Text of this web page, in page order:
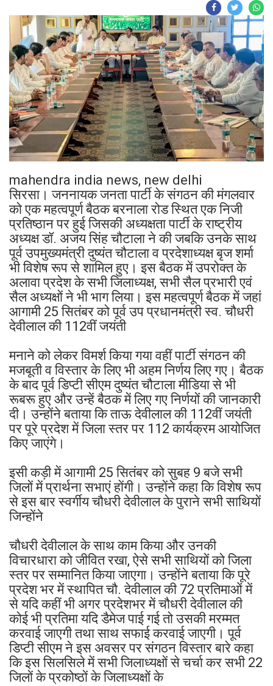
mahendra india news, new delhi
सिरसा। जननायक जनता पार्टी के संगठन की मंगलवार
को एक महत्वपूर्ण बैठक बरनाला रोड स्थित एक निजी
प्रतिष्ठान पर हुई जिसकी अध्यक्षता पार्टी के राष्ट्रीय
अध्यक्ष डॉ. अजय सिंह चौटाला ने की जबकि उनके साथ
पूर्व उपमुख्यमंत्री दुष्यंत चौटाला व प्रदेशाध्यक्ष बृज शर्मा
भी विशेष रूप से शामिल हुए। इस बैठक में उपरोक्त के
अलावा प्रदेश के सभी जिलाध्यक्ष, सभी सैल प्रभारी एवं
सैल अध्यक्षों ने भी भाग लिया। इस महत्वपूर्ण बैठक में जहां
आगामी 25 सितंबर को पूर्व उप प्रधानमंत्री स्व. चौधरी
देवीलाल की 112वीं जयंती
मनाने को लेकर विमर्श किया गया वहीं पार्टी संगठन की
मजबूती व विस्तार के लिए भी अहम निर्णय लिए गए। बैठक
के बाद पूर्व डिप्टी सीएम दुष्यंत चौटाला मीडिया से भी
रूबरू हुए और उन्हें बैठक में लिए गए निर्णयों की जानकारी
दी। उन्होंने बताया कि ताऊ देवीलाल की 112वीं जयंती
पर पूरे प्रदेश में जिला स्तर पर 112 कार्यक्रम आयोजित
किए जाएंगे।
इसी कड़ी में आगामी 25 सितंबर को सुबह 9 बजे सभी
जिलों में प्रार्थना सभाएं होंगी। उन्होंने कहा कि विशेष रूप
से इस बार स्वर्गीय चौधरी देवीलाल के पुराने सभी साथियों
जिन्होंने
चौधरी देवीलाल के साथ काम किया और उनकी
विचारधारा को जीवित रखा, ऐसे सभी साथियों को जिला
स्तर पर सम्मानित किया जाएगा। उन्होंने बताया कि पूरे
प्रदेश भर में स्थापित चौ. देवीलाल की 72 प्रतिमाओं में
से यदि कहीं भी अगर प्रदेशभर में चौधरी देवीलाल की
कोई भी प्रतिमा यदि डैमेज पाई गई तो उसकी मरम्मत
करवाई जाएगी तथा साथ सफाई करवाई जाएगी। पूर्व
डिप्टी सीएम ने इस अवसर पर संगठन विस्तार बारे कहा
कि इस सिलसिले में सभी जिलाध्यक्षों से चर्चा कर सभी 22
जिलों के प्रकोष्ठों के जिलाध्यक्षों के